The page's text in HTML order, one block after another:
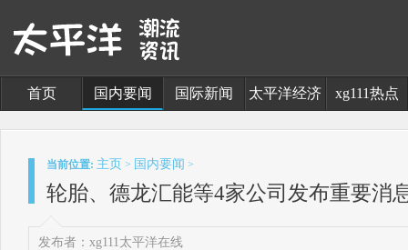
首页 国内要闻 国际新闻 太平洋经济 xg111热点
当前位置: 主页 > 国内要闻 >
轮胎、德龙汇能等4家公司发布重要消
发布者：xg111太平洋在线